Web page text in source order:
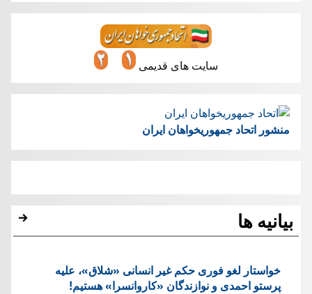
سایت های قدیمی
منشور اتحاد جمهوریخواهان ایران
بیانیه ها
خواستار لغو فوری حکم غیر انسانی «شلاق»، علیه
پرستو احمدی و نوازندگان «کاروانسرا» هستیم!